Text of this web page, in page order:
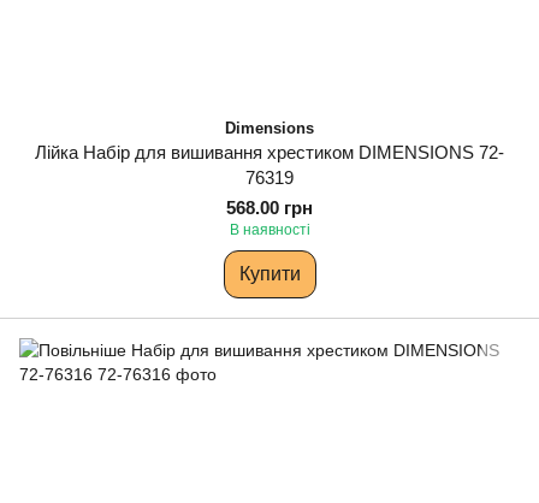
Dimensions
Лійка Набір для вишивання хрестиком DIMENSIONS 72-
76319
568.00 грн
В наявності
Купити